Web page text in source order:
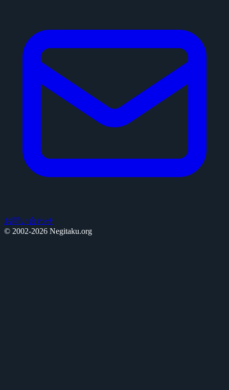
お問い合わせ
© 2002-2026 Negitaku.org